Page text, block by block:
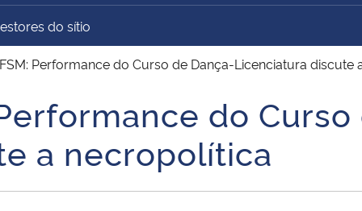
Ministério do
Desenvolvimento Regional
União
Advocacia-Geral da União Banco Central do Brasil
do sítio
Performance do Curso de Dança-Licenciatura discute
do
a necropolítica